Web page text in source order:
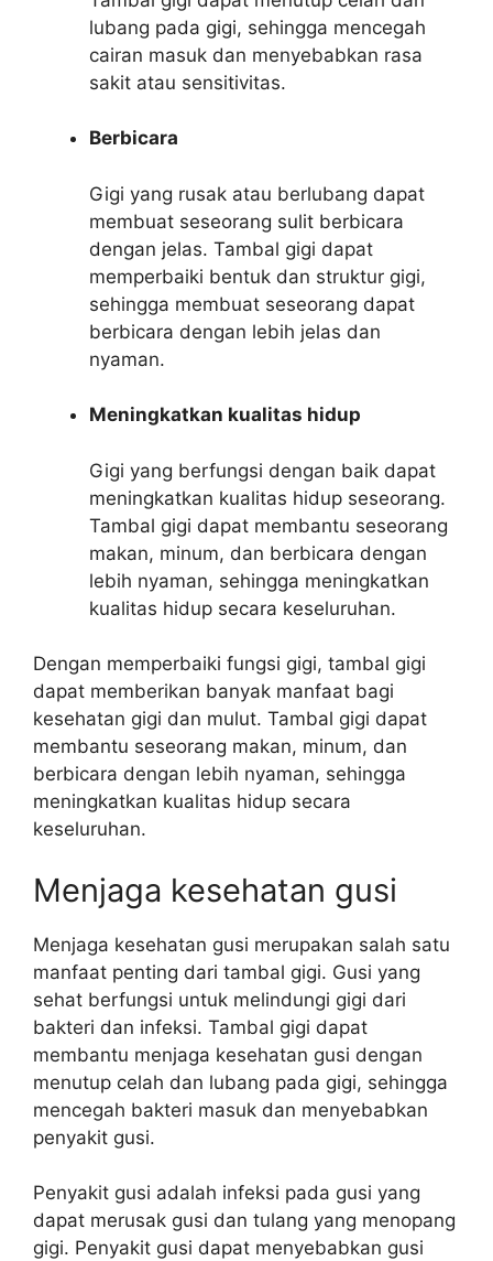
lubang pada gigi, sehingga mencegah
cairan masuk dan menyebabkan rasa
sakit atau sensitivitas.
Berbicara
Gigi yang rusak atau berlubang dapat
membuat seseorang sulit berbicara
dengan jelas. Tambal gigi dapat
memperbaiki bentuk dan struktur gigi,
sehingga membuat seseorang dapat
berbicara dengan lebih jelas dan
nyaman.
Meningkatkan kualitas hidup
Gigi yang berfungsi dengan baik dapat
meningkatkan kualitas hidup seseorang.
Tambal gigi dapat membantu seseorang
makan, minum, dan berbicara dengan
lebih nyaman, sehingga meningkatkan
kualitas hidup secara keseluruhan.
Dengan memperbaiki fungsi gigi, tambal gigi
dapat memberikan banyak manfaat bagi
kesehatan gigi dan mulut. Tambal gigi dapat
membantu seseorang makan, minum, dan
berbicara dengan lebih nyaman, sehingga
meningkatkan kualitas hidup secara
keseluruhan.
Menjaga kesehatan gusi
Menjaga kesehatan gusi merupakan salah satu
manfaat penting dari tambal gigi. Gusi yang
sehat berfungsi untuk melindungi gigi dari
bakteri dan infeksi. Tambal gigi dapat
membantu menjaga kesehatan gusi dengan
menutup celah dan lubang pada gigi, sehingga
mencegah bakteri masuk dan menyebabkan
penyakit gusi.
Penyakit gusi adalah infeksi pada gusi yang
dapat merusak gusi dan tulang yang menopang
gigi. Penyakit gusi dapat menyebabkan gusi